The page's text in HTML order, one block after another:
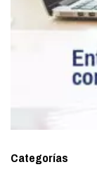
Categorías